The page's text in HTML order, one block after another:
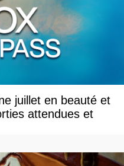
juillet en beauté et
attendues et